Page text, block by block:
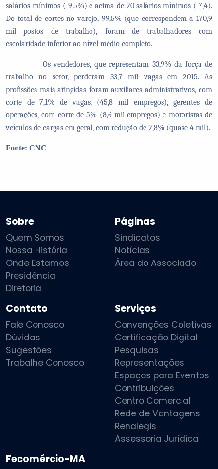
salários mínimos (-9,5%) e acima de 20 salários mínimos (-7,4).
Do total de cortes no varejo, 99,5% (que correspondem a 170,9
mil postos de trabalho), foram de trabalhadores com
escolaridade inferior ao nível médio completo.
Os vendedores, que representam 33,9% da força de
trabalho no setor, perderam 33,7 mil vagas em 2015. As
profissões mais atingidas foram auxiliares administrativos, com
corte de 7,1% de vagas, (45,8 mil empregos), gerentes de
operações, com corte de 5% (8,6 mil empregos) e motoristas de
veículos de cargas em geral, com redução de 2,8% (quase 4 mil).
Fonte: CNC
Sobre
Quem Somos
Nossa História
Onde Estamos
Presidência
Diretoria
Páginas
Sindicatos
Notícias
Área do Associado
Contato
Fale Conosco
Dúvidas
Sugestões
Trabalhe Conosco
Serviços
Convenções Coletivas
Certificação Digital
Pesquisas
Representações
Espaços para Eventos
Contribuições
Centro Comercial
Rede de Vantagens
Renalegis
Assessoria Jurídica
Fecomércio-MA